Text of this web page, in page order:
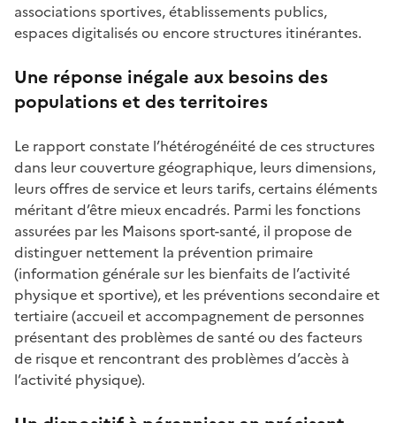
associations sportives, établissements publics,
espaces digitalisés ou encore structures itinérantes.
Une réponse inégale aux besoins des
populations et des territoires
Le rapport constate l’hétérogénéité de ces structures
dans leur couverture géographique, leurs dimensions,
leurs offres de service et leurs tarifs, certains éléments
méritant d’être mieux encadrés. Parmi les fonctions
assurées par les Maisons sport-santé, il propose de
distinguer nettement la prévention primaire
(information générale sur les bienfaits de l’activité
physique et sportive), et les préventions secondaire et
tertiaire (accueil et accompagnement de personnes
présentant des problèmes de santé ou des facteurs
de risque et rencontrant des problèmes d’accès à
l’activité physique).